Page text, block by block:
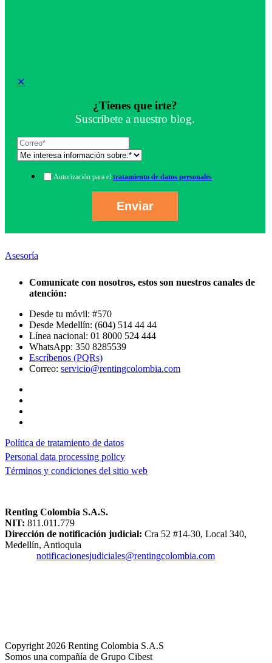
✕
¿Tienes que irte?
Suscríbete a nuestro blog.
Autorización para el tratamiento de datos personales.
Asesoría
Comunícate con nosotros, estos son nuestros canales de
atención:
Desde tu móvil: #570
Desde Medellín: (604) 514 44 44
Línea nacional: 01 8000 524 444
WhatsApp: 350 8285539
Escríbenos (PQRs)
Correo: servicio@rentingcolombia.com
Política de tratamiento de datos
Personal data processing policy
Términos y condiciones del sitio web
Renting Colombia S.A.S.
NIT: 811.011.779
Dirección de notificación judicial: Cra 52 #14-30, Local 340,
Medellín, Antioquia
notificacionesjudiciales@rentingcolombia.com
Copyright 2026 Renting Colombia S.A.S
Somos una compañía de Grupo Cibest